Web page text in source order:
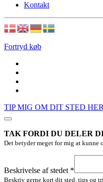
Kontakt
Fortryd køb
TIP MIG OM DIT STED HER
TAK FORDI DU DELER
Det betyder meget for mig at kunne
Layout
(valgfrit)
Beskrivelse af stedet *
Beskriv gerne kort dit sted, tips og